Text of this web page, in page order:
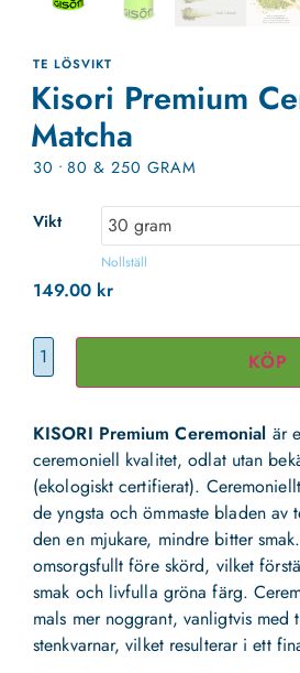
TE LÖSVIKT
Kisori Premium
Matcha
30 • 80 & 250 GRAM
Vikt
Nollställ
149.00 kr
KÖP
KISORI Premium Ceremonial är
ceremoniell kvalitet, odlat utan
(ekologiskt certifierat).
de yngsta och ömmaste bladen av
den en mjukare, mindre bitter
omsorgsfullt före skörd, vilket
smak och livfulla gröna färg.
mals mer noggrant, vanligtvis med
stenkvarnar, vilket resulterar i ett